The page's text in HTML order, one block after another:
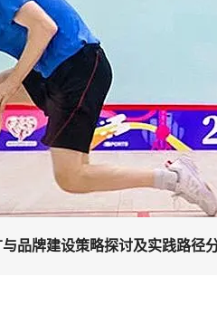
品牌建设策略探讨及实践路径